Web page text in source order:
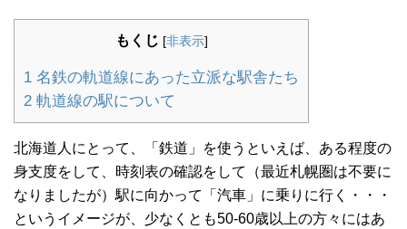
もくじ [非表示]
1 名鉄の軌道線にあった立派な駅舎たち
2 軌道線の駅について
北海道人にとって、「鉄道」を使うといえば、ある程度の
身支度をして、時刻表の確認をして（最近札幌圏は不要に
なりましたが）駅に向かって「汽車」に乗りに行く・・・
というイメージが、少なくとも50-60歳以上の方々にはあ